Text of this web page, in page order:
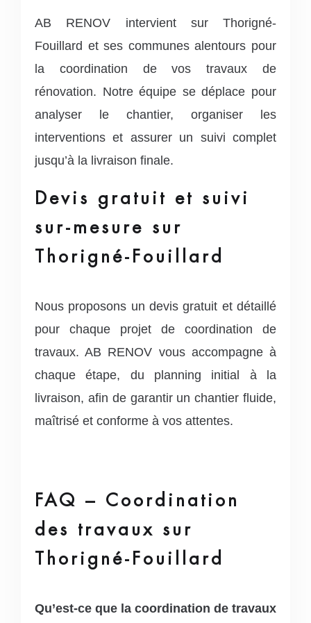
AB RENOV intervient sur Thorigné-
Fouillard et ses communes alentours pour
la coordination de vos travaux de
rénovation. Notre équipe se déplace pour
analyser le chantier, organiser les
interventions et assurer un suivi complet
jusqu’à la livraison finale.
Devis gratuit et suivi
sur-mesure sur
Thorigné-Fouillard
Nous proposons un devis gratuit et détaillé
pour chaque projet de coordination de
travaux. AB RENOV vous accompagne à
chaque étape, du planning initial à la
livraison, afin de garantir un chantier fluide,
maîtrisé et conforme à vos attentes.
FAQ – Coordination
des travaux sur
Thorigné-Fouillard
Qu’est-ce que la coordination de travaux